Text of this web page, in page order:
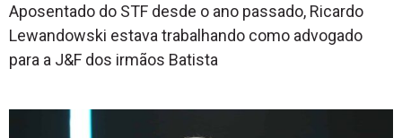
Aposentado do STF desde o ano passado, Ricardo
Lewandowski estava trabalhando como advogado
para a J&F dos irmãos Batista